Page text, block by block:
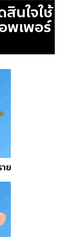
นใจใช้
พเพอร์
ย